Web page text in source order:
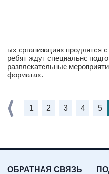
ых организациях продлятся
ребят ждут специально
развлекательные
форматах.
1 2 3 4 5
ОБРАТНАЯ СВЯЗЬ